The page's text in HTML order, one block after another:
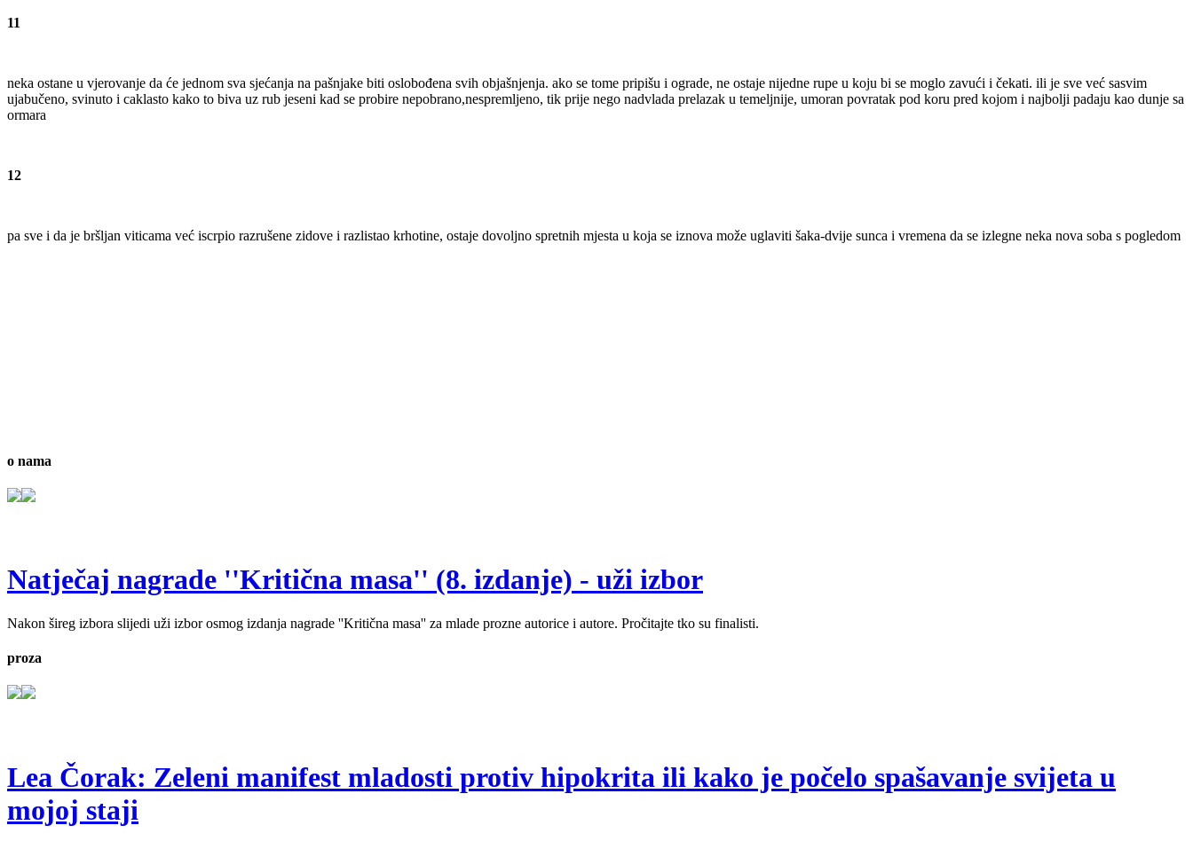
11
neka ostane u vjerovanje da će jednom sva sjećanja na pašnjake biti oslobođena svih objašnjenja. ako se tome pripišu i ograde, ne ostaje nijedne rupe u koju bi se moglo zavući i čekati. ili je sve već sasvim
ujabučeno, svinuto i caklasto kako to biva uz rub jeseni kad se probire nepobrano,nespremljeno, tik prije nego nadvlada prelazak u temeljnije, umoran povratak pod koru pred kojom i najbolji padaju kao dunje sa
ormara
12
pa sve i da je bršljan viticama već iscrpio razrušene zidove i razlistao krhotine, ostaje dovoljno spretnih mjesta u koja se iznova može uglaviti šaka-dvije sunca i vremena da se izlegne neka nova soba s pogledom
o nama
Natječaj nagrade ''Kritična masa'' (8. izdanje) - uži izbor
Nakon šireg izbora slijedi uži izbor osmog izdanja nagrade ''Kritična masa'' za mlade prozne autorice i autore. Pročitajte tko su finalisti.
proza
Lea Čorak: Zeleni manifest mladosti protiv hipokrita ili kako je počelo spašavanje svijeta u
mojoj staji